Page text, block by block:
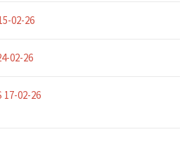
02-26
02-26
17-02-26